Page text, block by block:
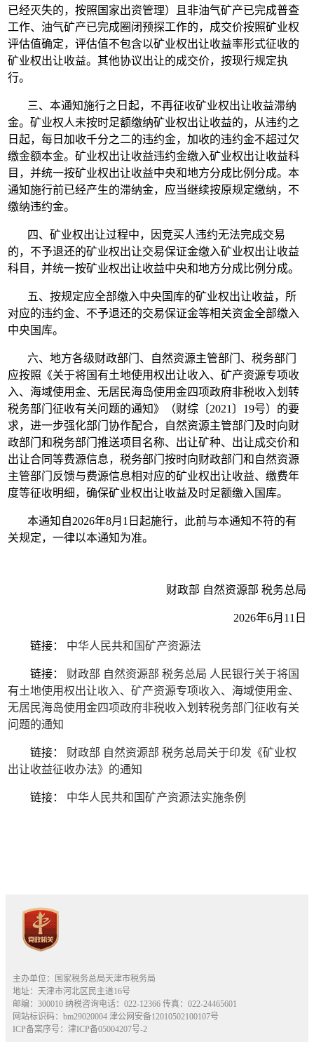
已经灭失的，按照国家出资管理）且非油气矿产已完成普查
工作、油气矿产已完成圈闭预探工作的，成交价按照矿业权
评估值确定，评估值不包含以矿业权出让收益率形式征收的
矿业权出让收益。其他协议出让的成交价，按现行规定执
行。
三、本通知施行之日起，不再征收矿业权出让收益滞纳
金。矿业权人未按时足额缴纳矿业权出让收益的，从违约之
日起，每日加收千分之二的违约金，加收的违约金不超过欠
缴金额本金。矿业权出让收益违约金缴入矿业权出让收益科
目，并统一按矿业权出让收益中央和地方分成比例分成。本
通知施行前已经产生的滞纳金，应当继续按原规定缴纳，不
缴纳违约金。
四、矿业权出让过程中，因竞买人违约无法完成交易
的，不予退还的矿业权出让交易保证金缴入矿业权出让收益
科目，并统一按矿业权出让收益中央和地方分成比例分成。
五、按规定应全部缴入中央国库的矿业权出让收益，所
对应的违约金、不予退还的交易保证金等相关资金全部缴入
中央国库。
六、地方各级财政部门、自然资源主管部门、税务部门
应按照《关于将国有土地使用权出让收入、矿产资源专项收
入、海域使用金、无居民海岛使用金四项政府非税收入划转
税务部门征收有关问题的通知》（财综〔2021〕19号）的要
求，进一步强化部门协作配合，自然资源主管部门及时向财
政部门和税务部门推送项目名称、出让矿种、出让成交价和
出让合同等费源信息，税务部门按时向财政部门和自然资源
主管部门反馈与费源信息相对应的矿业权出让收益、缴费年
度等征收明细，确保矿业权出让收益及时足额缴入国库。
本通知自2026年8月1日起施行，此前与本通知不符的有
关规定，一律以本通知为准。
财政部 自然资源部 税务总局
2026年6月11日
链接： 中华人民共和国矿产资源法
链接： 财政部 自然资源部 税务总局 人民银行关于将国
有土地使用权出让收入、矿产资源专项收入、海域使用金、
无居民海岛使用金四项政府非税收入划转税务部门征收有关
问题的通知
链接： 财政部 自然资源部 税务总局关于印发《矿业权
出让收益征收办法》的通知
链接： 中华人民共和国矿产资源法实施条例
主办单位：国家税务总局天津市税务局
地址：天津市河北区民主道16号
邮编：300010 纳税咨询电话：022-12366 传真：022-24465601
网站标识码：bm29020004 津公网安备12010502100107号
ICP备案序号：津ICP备05004207号-2